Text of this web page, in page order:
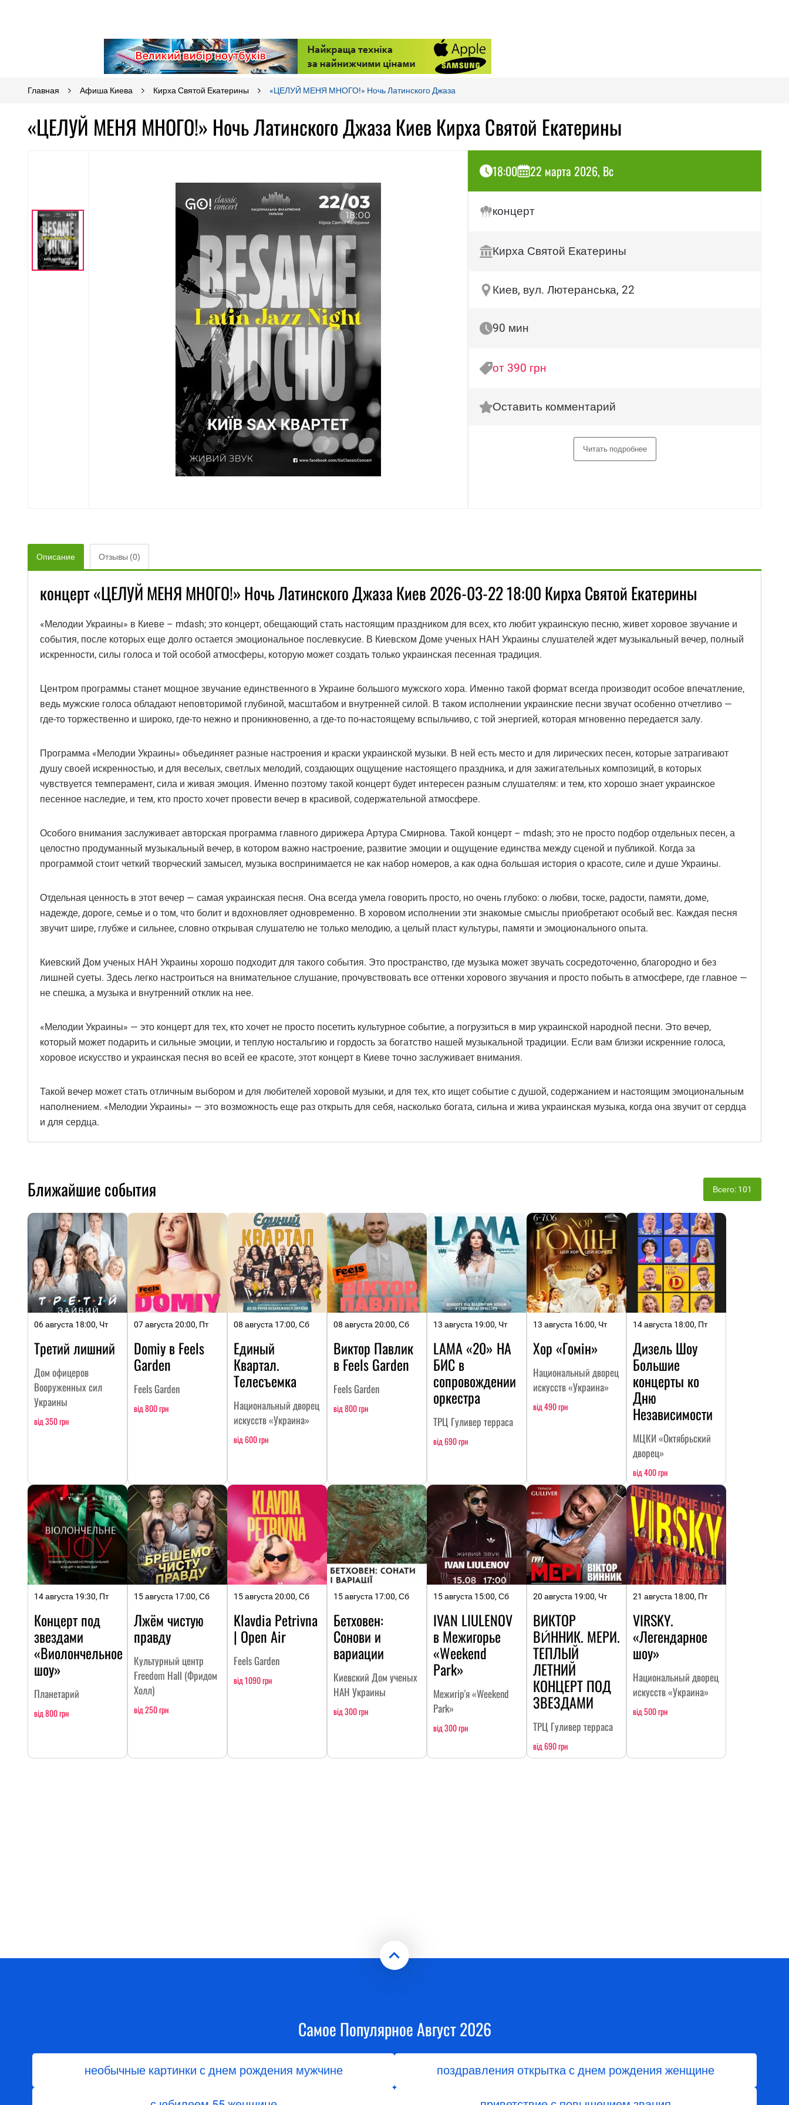
Главная Афиша Киева Кирха Святой Екатерины «ЦЕЛУЙ МЕНЯ МНОГО!» Ночь Латинского Джаза
«ЦЕЛУЙ МЕНЯ МНОГО!» Ночь Латинского Джаза Киев Кирха Святой Екатерины
18:00 22 марта 2026, Вс
концерт
Кирха Святой Екатерины
Киев, вул. Лютеранська, 22
90 мин
от 390 грн
Оставить комментарий
Читать подробнее
Описание Отзывы (0)
концерт «ЦЕЛУЙ МЕНЯ МНОГО!» Ночь Латинского Джаза Киев 2026-03-22 18:00 Кирха Святой Екатерины
«Мелодии Украины» в Киеве – mdash; это концерт, обещающий стать настоящим праздником для всех, кто любит украинскую песню, живет хоровое звучание и
события, после которых еще долго остается эмоциональное послевкусие. В Киевском Доме ученых НАН Украины слушателей ждет музыкальный вечер, полный
искренности, силы голоса и той особой атмосферы, которую может создать только украинская песенная традиция.
Центром программы станет мощное звучание единственного в Украине большого мужского хора. Именно такой формат всегда производит особое впечатление,
ведь мужские голоса обладают неповторимой глубиной, масштабом и внутренней силой. В таком исполнении украинские песни звучат особенно отчетливо —
где-то торжественно и широко, где-то нежно и проникновенно, а где-то по-настоящему вспыльчиво, с той энергией, которая мгновенно передается залу.
Программа «Мелодии Украины» объединяет разные настроения и краски украинской музыки. В ней есть место и для лирических песен, которые затрагивают
душу своей искренностью, и для веселых, светлых мелодий, создающих ощущение настоящего праздника, и для зажигательных композиций, в которых
чувствуется темперамент, сила и живая эмоция. Именно поэтому такой концерт будет интересен разным слушателям: и тем, кто хорошо знает украинское
песенное наследие, и тем, кто просто хочет провести вечер в красивой, содержательной атмосфере.
Особого внимания заслуживает авторская программа главного дирижера Артура Смирнова. Такой концерт – mdash; это не просто подбор отдельных песен, а
целостно продуманный музыкальный вечер, в котором важно настроение, развитие эмоции и ощущение единства между сценой и публикой. Когда за
программой стоит четкий творческий замысел, музыка воспринимается не как набор номеров, а как одна большая история о красоте, силе и душе Украины.
Отдельная ценность в этот вечер — самая украинская песня. Она всегда умела говорить просто, но очень глубоко: о любви, тоске, радости, памяти, доме,
надежде, дороге, семье и о том, что болит и вдохновляет одновременно. В хоровом исполнении эти знакомые смыслы приобретают особый вес. Каждая песня
звучит шире, глубже и сильнее, словно открывая слушателю не только мелодию, а целый пласт культуры, памяти и эмоционального опыта.
Киевский Дом ученых НАН Украины хорошо подходит для такого события. Это пространство, где музыка может звучать сосредоточенно, благородно и без
лишней суеты. Здесь легко настроиться на внимательное слушание, прочувствовать все оттенки хорового звучания и просто побыть в атмосфере, где главное —
не спешка, а музыка и внутренний отклик на нее.
«Мелодии Украины» — это концерт для тех, кто хочет не просто посетить культурное событие, а погрузиться в мир украинской народной песни. Это вечер,
который может подарить и сильные эмоции, и теплую ностальгию и гордость за богатство нашей музыкальной традиции. Если вам близки искренние голоса,
хоровое искусство и украинская песня во всей ее красоте, этот концерт в Киеве точно заслуживает внимания.
Такой вечер может стать отличным выбором и для любителей хоровой музыки, и для тех, кто ищет событие с душой, содержанием и настоящим эмоциональным
наполнением. «Мелодии Украины» — это возможность еще раз открыть для себя, насколько богата, сильна и жива украинская музыка, когда она звучит от сердца
и для сердца.
Ближайшие события Всего: 101
06 августа 18:00, Чт
Третий лишний
Дом офицеров
Вооруженных сил
Украины
від 350 грн
07 августа 20:00, Пт
Domiy в Feels
Garden
Feels Garden
від 800 грн
08 августа 17:00, Сб
Единый
Квартал.
Телесъемка
Национальный дворец
искусств «Украина»
від 600 грн
08 августа 20:00, Сб
Виктор Павлик
в Feels Garden
Feels Garden
від 800 грн
13 августа 19:00, Чт
LAMA «20» НА
БИC в
сопровождении
оркестра
ТРЦ Гуливер терраса
від 690 грн
13 августа 16:00, Чт
Хор «Гомін»
Национальный дворец
искусств «Украина»
від 490 грн
14 августа 18:00, Пт
Дизель Шоу
Большие
концерты ко
Дню
Независимости
МЦКИ «Октябрьский
дворец»
від 400 грн
14 августа 19:30, Пт
Концерт под
звездами
«Виолончельное
шоу»
Планетарий
від 800 грн
15 августа 17:00, Сб
Лжём чистую
правду
Культурный центр
Freedom Hall (Фридом
Холл)
від 250 грн
15 августа 20:00, Сб
Klavdia Petrivna
| Open Air
Feels Garden
від 1090 грн
15 августа 17:00, Сб
Бетховен:
Сонови и
вариации
Киевский Дом ученых
НАН Украины
від 300 грн
15 августа 15:00, Сб
IVAN LIULENOV
в Межигорье
«Weekend
Park»
Межигір'я «Weekend
Park»
від 300 грн
20 августа 19:00, Чт
ВИКТОР
ВИ́ННИК. МЕРИ.
ТЕПЛЫЙ
ЛЕТНИЙ
КОНЦЕРТ ПОД
ЗВЕЗДАМИ
ТРЦ Гуливер терраса
від 690 грн
21 августа 18:00, Пт
VIRSKY.
«Легендарное
шоу»
Национальный дворец
искусств «Украина»
від 500 грн
Самое Популярное Август 2026
необычные картинки с днем рождения мужчине поздравления открытка с днем рождения женщине